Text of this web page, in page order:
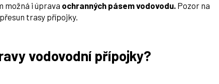
možná i úprava ochranných pásem vodovodu. Pozor na
trasy přípojky.
vodovodní přípojky?